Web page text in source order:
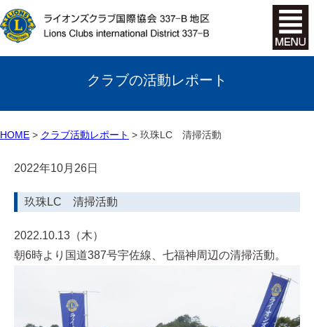
クラブの活動レポート
HOME クラブ活動レポート 玖珠LC 清掃活動
2022年10月26日
玖珠LC 清掃活動
2022.10.13（木）
朝6時より国道387号宇佐線、七福神周辺の清掃活動。